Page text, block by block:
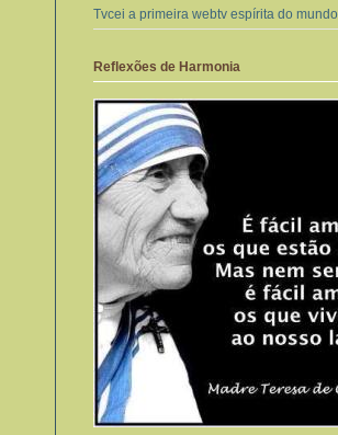
Tvcei a primeira webtv espírita do mundo
Reflexões de Harmonia